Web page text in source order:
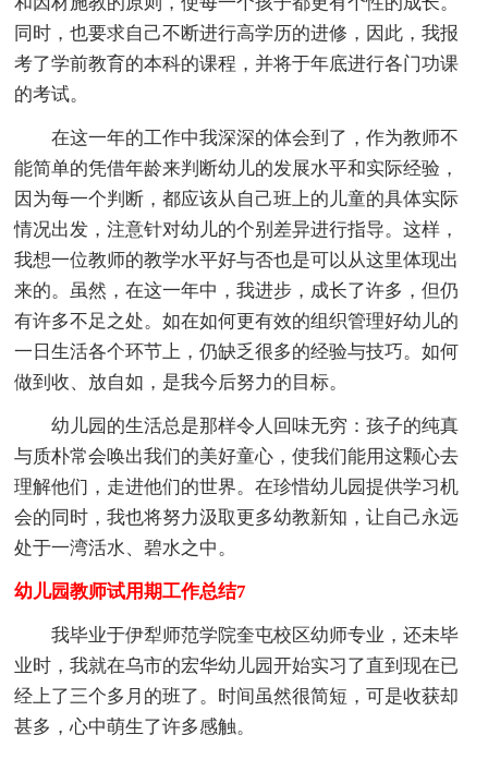
同时，也要求自己不断进行高学历的进修，因此，我报
考了学前教育的本科的课程，并将于年底进行各门功课
的考试。
在这一年的工作中我深深的体会到了，作为教师不
能简单的凭借年龄来判断幼儿的发展水平和实际经验，
因为每一个判断，都应该从自己班上的儿童的具体实际
情况出发，注意针对幼儿的个别差异进行指导。这样，
我想一位教师的教学水平好与否也是可以从这里体现出
来的。虽然，在这一年中，我进步，成长了许多，但仍
有许多不足之处。如在如何更有效的组织管理好幼儿的
一日生活各个环节上，仍缺乏很多的经验与技巧。如何
做到收、放自如，是我今后努力的目标。
幼儿园的生活总是那样令人回味无穷：孩子的纯真
与质朴常会唤出我们的美好童心，使我们能用这颗心去
理解他们，走进他们的世界。在珍惜幼儿园提供学习机
会的同时，我也将努力汲取更多幼教新知，让自己永远
处于一湾活水、碧水之中。
幼儿园教师试用期工作总结7
我毕业于伊犁师范学院奎屯校区幼师专业，还未毕
业时，我就在乌市的宏华幼儿园开始实习了直到现在已
经上了三个多月的班了。时间虽然很简短，可是收获却
甚多，心中萌生了许多感触。